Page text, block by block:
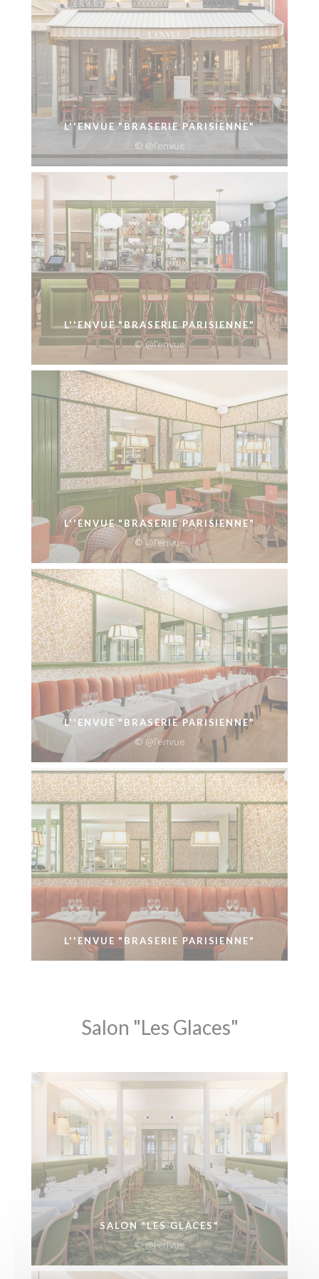
L''ENVUE "BRASERIE PARISIENNE"
© @l'envue
L''ENVUE "BRASERIE PARISIENNE"
© @l'envue
L''ENVUE "BRASERIE PARISIENNE"
© @l'envue
L''ENVUE "BRASERIE PARISIENNE"
© @l'envue
L''ENVUE "BRASERIE PARISIENNE"
Salon "Les Glaces"
SALON "LES GLACES"
© @l'envue